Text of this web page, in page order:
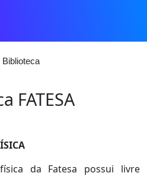
Biblioteca
FATESA
da Fatesa possui livre